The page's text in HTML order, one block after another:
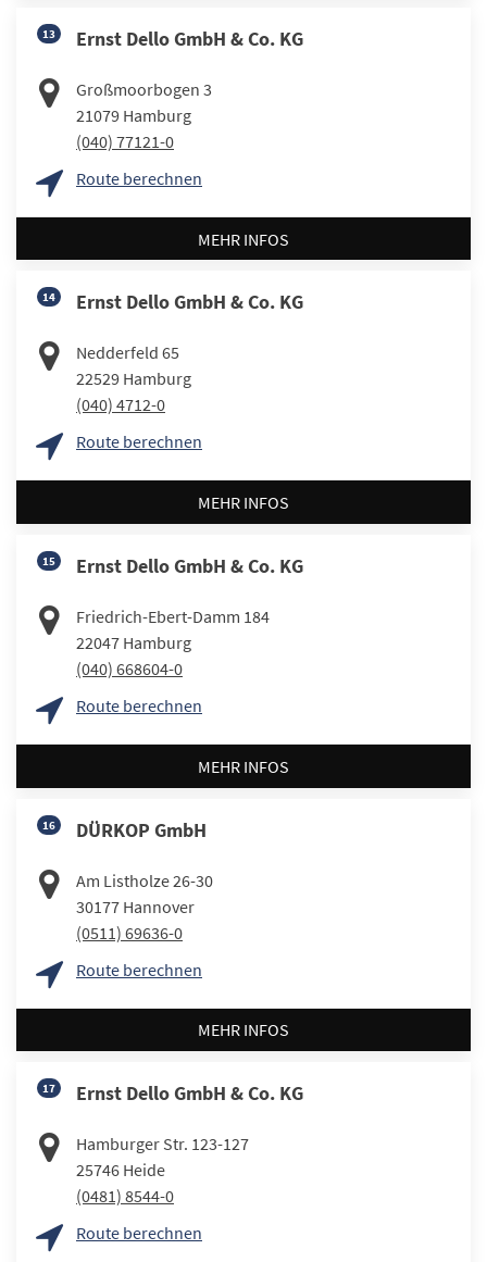
13 Ernst Dello GmbH & Co. KG
Großmoorbogen 3
21079 Hamburg
(040) 77121-0
Route berechnen
MEHR INFOS
14 Ernst Dello GmbH & Co. KG
Nedderfeld 65
22529 Hamburg
(040) 4712-0
Route berechnen
MEHR INFOS
15 Ernst Dello GmbH & Co. KG
Friedrich-Ebert-Damm 184
22047 Hamburg
(040) 668604-0
Route berechnen
MEHR INFOS
16 DÜRKOP GmbH
Am Listholze 26-30
30177 Hannover
(0511) 69636-0
Route berechnen
MEHR INFOS
17 Ernst Dello GmbH & Co. KG
Hamburger Str. 123-127
25746 Heide
(0481) 8544-0
Route berechnen